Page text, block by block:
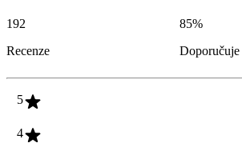
192
Recenze
85%
5
4